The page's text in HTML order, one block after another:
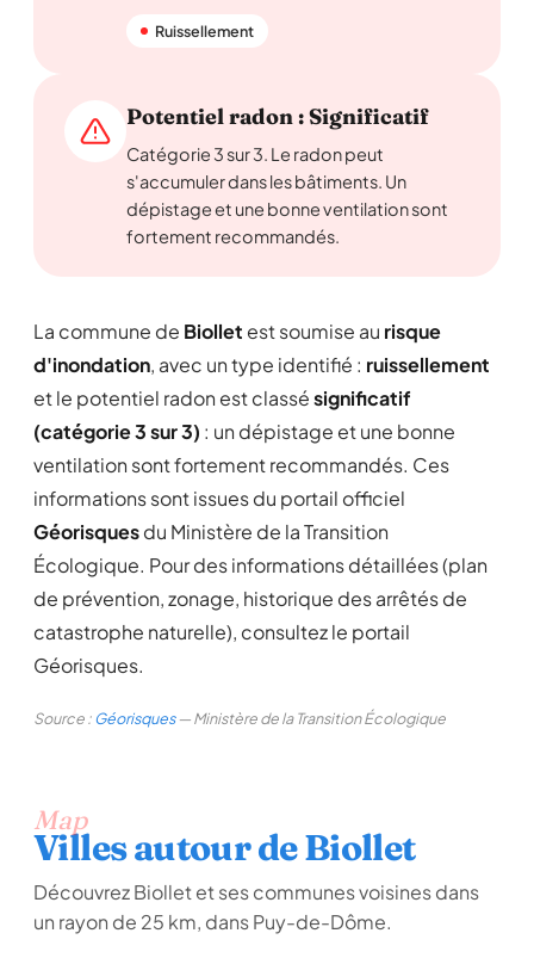
Ruissellement
Potentiel radon : Significatif
Catégorie 3 sur 3. Le radon peut
s'accumuler dans les bâtiments. Un
dépistage et une bonne ventilation sont
fortement recommandés.
La commune de Biollet est soumise au risque
d'inondation, avec un type identifié : ruissellement
et le potentiel radon est classésignificatif
(catégorie 3 sur 3) : un dépistage et une bonne
ventilation sont fortement recommandés. Ces
informations sont issues du portail officiel
Géorisquesdu Ministère de la Transition
Écologique. Pour des informations détaillées (plan
de prévention, zonage, historique des arrêtés de
catastrophe naturelle), consultez le portail
Géorisques.
Source :Géorisques— Ministère de la Transition Écologique
Map
Villes autour de Biollet
Découvrez Biollet et ses communes voisines dans
un rayon de 25 km, dans Puy-de-Dôme.